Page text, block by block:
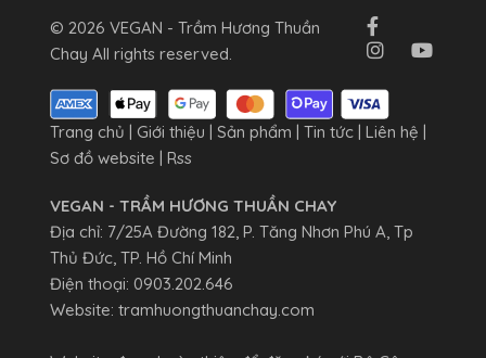
© 2026 VEGAN - Trầm Hương Thuần
Chay All rights reserved.
Trang chủ | Giới thiệu | Sản phẩm | Tin tức | Liên hệ |
Sơ đồ website | Rss
VEGAN - TRẦM HƯƠNG THUẦN CHAY
Địa chỉ: 7/25A Đường 182, P. Tăng Nhơn Phú A, Tp
Thủ Đức, TP. Hồ Chí Minh
Điện thoại: 0903.202.646
Website: tramhuongthuanchay.com